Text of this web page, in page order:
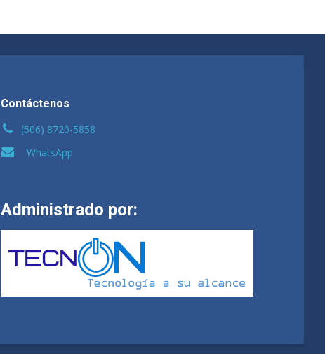
Contáctenos
(506) 8720-5858
WhatsApp
Administrado por: